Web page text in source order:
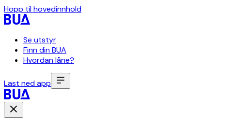
Hopp til hovedinnhold
Se utstyr
Finn din BUA
Hvordan låne?
Last ned app